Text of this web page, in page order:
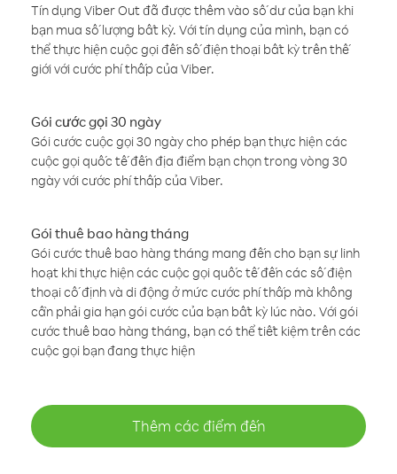
Tín dụng Viber Out đã được thêm vào số dư của bạn khi
bạn mua số lượng bất kỳ. Với tín dụng của mình, bạn có
thể thực hiện cuộc gọi đến số điện thoại bất kỳ trên thế
giới với cước phí thấp của Viber.
Gói cước gọi 30 ngày
Gói cước cuộc gọi 30 ngày cho phép bạn thực hiện các
cuộc gọi quốc tế đến địa điểm bạn chọn trong vòng 30
ngày với cước phí thấp của Viber.
Gói thuê bao hàng tháng
Gói cước thuê bao hàng tháng mang đến cho bạn sự linh
hoạt khi thực hiện các cuộc gọi quốc tế đến các số điện
thoại cố định và di động ở mức cước phí thấp mà không
cần phải gia hạn gói cước của bạn bất kỳ lúc nào. Với gói
cước thuê bao hàng tháng, bạn có thể tiết kiệm trên các
cuộc gọi bạn đang thực hiện
Thêm các điểm đến